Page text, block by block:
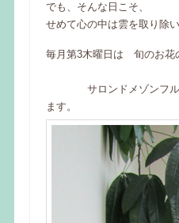
でも、そんな日こそ、
せめて心の中は雲を取り除
毎月第3木曜日は 旬のお花
サロンドメゾンフ
ます。